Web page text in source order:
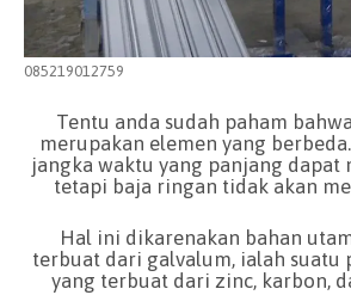
085219012759
Tentu anda sudah paham
merupakan elemen yang
jangka waktu yang panjang dapat
tetapi baja ringan tidak akan
Hal ini dikarenakan bahan
terbuat dari galvalum, ialah suatu
yang terbuat dari zinc, karbon,